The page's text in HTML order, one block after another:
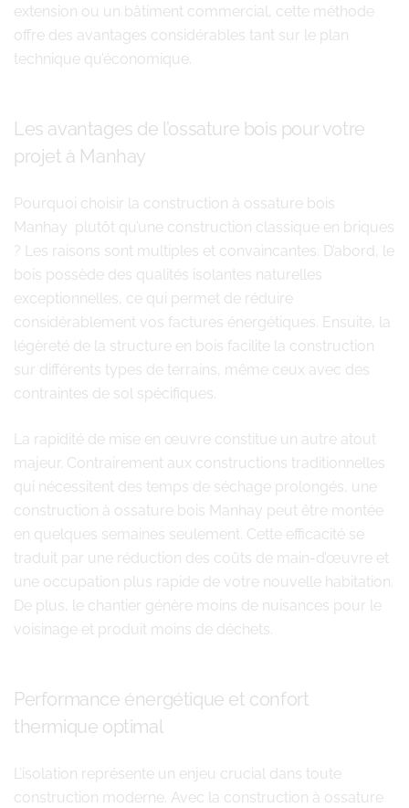
extension ou un bâtiment commercial, cette méthode
offre des avantages considérables tant sur le plan
technique qu’économique.
Les avantages de l’ossature bois pour votre
projet à Manhay
Pourquoi choisir la construction à ossature bois
Manhay plutôt qu’une construction classique en briques
? Les raisons sont multiples et convaincantes. D’abord, le
bois possède des qualités isolantes naturelles
exceptionnelles, ce qui permet de réduire
considérablement vos factures énergétiques. Ensuite, la
légèreté de la structure en bois facilite la construction
sur différents types de terrains, même ceux avec des
contraintes de sol spécifiques.
La rapidité de mise en œuvre constitue un autre atout
majeur. Contrairement aux constructions traditionnelles
qui nécessitent des temps de séchage prolongés, une
construction à ossature bois Manhay peut être montée
en quelques semaines seulement. Cette efficacité se
traduit par une réduction des coûts de main-d’œuvre et
une occupation plus rapide de votre nouvelle habitation.
De plus, le chantier génère moins de nuisances pour le
voisinage et produit moins de déchets.
Performance énergétique et confort
thermique optimal
L’isolation représente un enjeu crucial dans toute
construction moderne. Avec la construction à ossature